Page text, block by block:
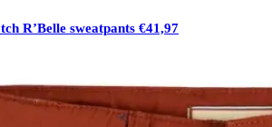
R’Belle sweatpants €41,97